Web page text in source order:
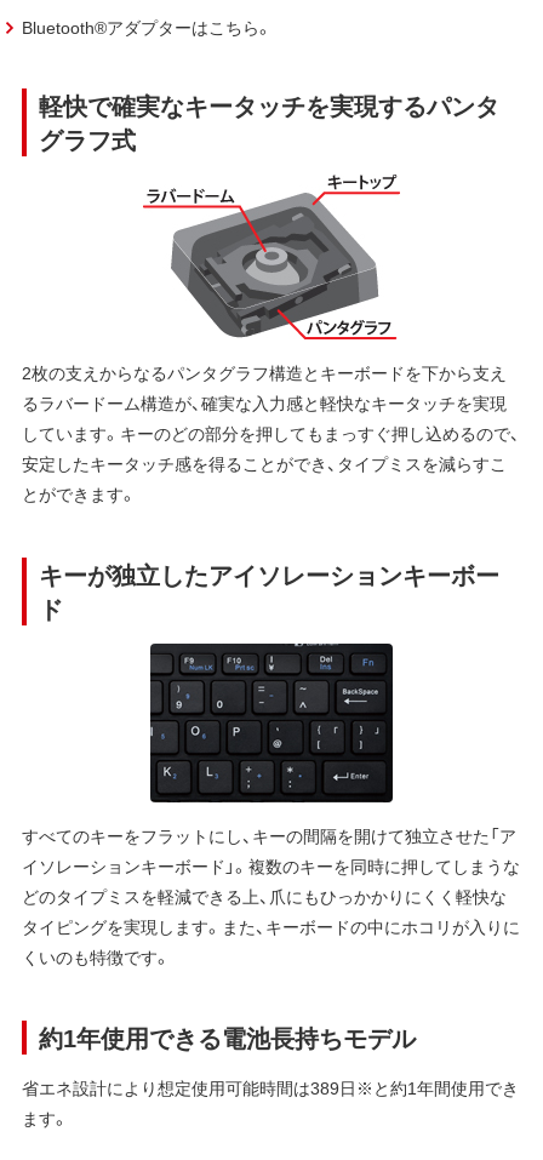
Bluetooth®アダプターはこちら。
軽快で確実なキータッチを実現するパンタ
グラフ式
2枚の支えからなるパンタグラフ構造とキーボードを下から支え
るラバードーム構造が、確実な入力感と軽快なキータッチを実現
しています。キーのどの部分を押してもまっすぐ押し込めるので、
安定したキータッチ感を得ることができ、タイプミスを減らすこ
とができます。
キーが独立したアイソレーションキーボー
ド
すべてのキーをフラットにし、キーの間隔を開けて独立させた「ア
イソレーションキーボード」。複数のキーを同時に押してしまうな
どのタイプミスを軽減できる上、爪にもひっかかりにくく軽快な
タイピングを実現します。また、キーボードの中にホコリが入りに
くいのも特徴です。
約1年使用できる電池長持ちモデル
省エネ設計により想定使用可能時間は389日※と約1年間使用でき
ます。